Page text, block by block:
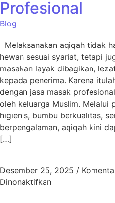
Profesional
Blog
Melaksanakan aqiqah tidak
hewan sesuai syariat, tetapi
masakan layak dibagikan,
kepada penerima. Karena
dengan jasa masak
oleh keluarga Muslim. Melalui
higienis, bumbu berkualitas,
berpengalaman, aqiqah kini
[…]
Desember 25, 2025 /
Dinonaktifkanpada Aqiqah